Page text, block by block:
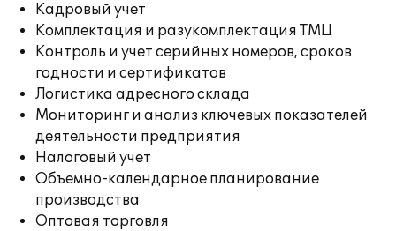
Кадровый учет
Комплектация и разукомплектация ТМЦ
Контроль и учет серийных номеров, сроков
годности и сертификатов
Логистика адресного склада
Мониторинг и анализ ключевых показателей
деятельности предприятия
Налоговый учет
Объемно-календарное планирование
производства
Оптовая торговля